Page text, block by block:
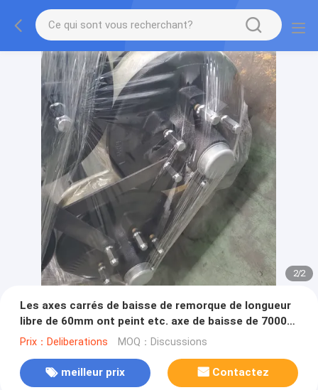
2/2
Les axes carrés de baisse de remorque de longueur
libre de 60mm ont peint etc. axe de baisse de 7000
livres
Prix：Deliberations MOQ：Discussions
meilleur prix Contactez